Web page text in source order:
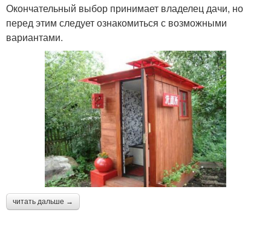
Окончательный выбор принимает владелец дачи, но
перед этим следует ознакомиться с возможными
вариантами.
читать дальше →